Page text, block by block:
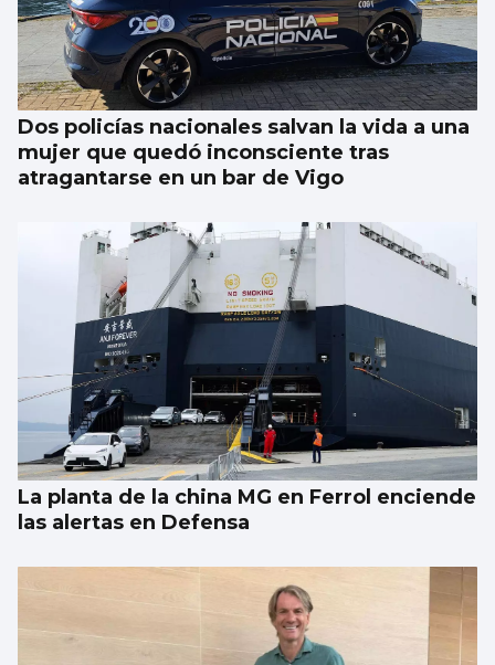
El Gobierno aplica controles fronterizos
para los italianos
Dos policías nacionales salvan la vida a una
mujer que quedó inconsciente tras
atragantarse en un bar de Vigo
La planta de la china MG en Ferrol enciende
las alertas en Defensa